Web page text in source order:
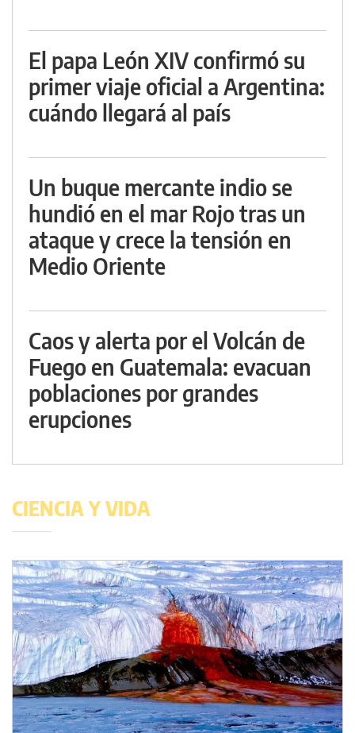
El papa León XIV confirmó su
primer viaje oficial a Argentina:
cuándo llegará al país
Un buque mercante indio se
hundió en el mar Rojo tras un
ataque y crece la tensión en
Medio Oriente
Caos y alerta por el Volcán de
Fuego en Guatemala: evacuan
poblaciones por grandes
erupciones
CIENCIA Y VIDA